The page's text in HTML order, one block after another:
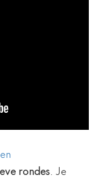
rondes. Je